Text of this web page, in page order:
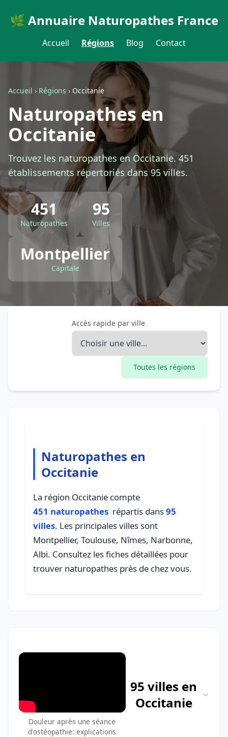
🌿 Annuaire Naturopathes France
Accueil Régions Blog Contact
Accueil › Régions › Occitanie
Naturopathes en
Occitanie
Trouvez les naturopathes en Occitanie. 451
établissements répertoriés dans 95 villes.
451
Naturopathes
95
Villes
Montpellier
Capitale
Accès rapide par ville
Toutes les régions
Naturopathes en
Occitanie
La région Occitanie compte
451 naturopathes répartis dans95
villes. Les principales villes sont
Montpellier, Toulouse, Nîmes, Narbonne,
Albi. Consultez les fiches détaillées pour
trouver naturopathes près de chez vous.
Douleur après une séance
d'ostéopathie: explications
95 villes en
Occitanie